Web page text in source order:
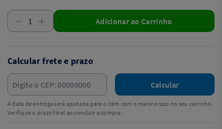
Adicionar ao Carrinho
Calcular frete e prazo
Calcular
A data de entrega será ajustada para o item com o maior prazo no seu carrinho.
Verifique o prazo final ao concluir a compra.